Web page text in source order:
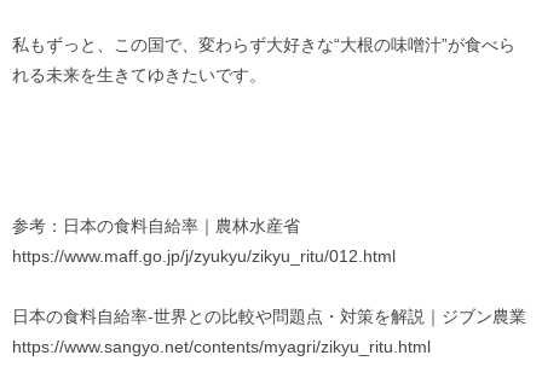
私もずっと、この国で、変わらず大好きな“大根の味噌汁”が食べら
れる未来を生きてゆきたいです。
参考：日本の食料自給率｜農林水産省
https://www.maff.go.jp/j/zyukyu/zikyu_ritu/012.html
日本の食料自給率‐世界との比較や問題点・対策を解説｜ジブン農業
https://www.sangyo.net/contents/myagri/zikyu_ritu.html